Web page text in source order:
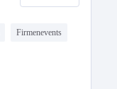
Firmenevents